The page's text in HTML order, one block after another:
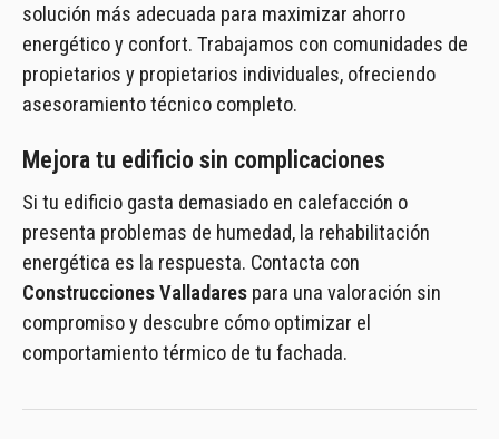
solución más adecuada para maximizar ahorro
energético y confort. Trabajamos con comunidades de
propietarios y propietarios individuales, ofreciendo
asesoramiento técnico completo.
Mejora tu edificio sin complicaciones
Si tu edificio gasta demasiado en calefacción o
presenta problemas de humedad, la rehabilitación
energética es la respuesta. Contacta con
Construcciones Valladarespara una valoración sin
compromiso y descubre cómo optimizar el
comportamiento térmico de tu fachada.